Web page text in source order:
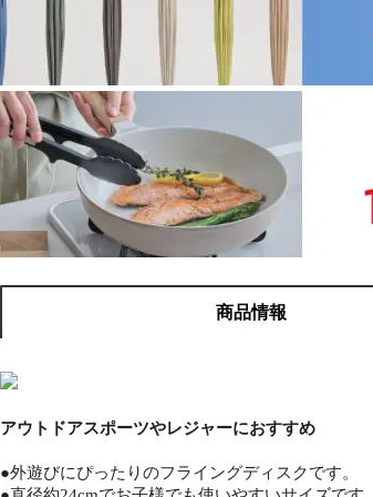
商品情報
アウトドアスポーツやレジャーにおすすめ
●外遊びにぴったりのフライングディスクです。